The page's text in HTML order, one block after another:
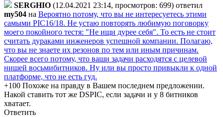
SERGHIO (12.04.2021 23:14, просмотров: 699) ответил
my504 на Вероятно потому, что вы не интересуетесь этими
самыми PIC16/18. Не устаю повторять любимую поговорку
моего покойного тестя: "Не ищи дурее себя". То есть не стоит
считать дураками инженеров успешной компании. Полагаю,
что вы не знаете их резонов по тем или иным причинам.
Скорее всего потому, что ваши задачи расходятся с целевой
нишей восьмибитников. Ну или вы просто привыкли к одной
платформе, что не есть гуд.
+100 Похоже на правду в Вашем последнем предложении.
Накой ставить тот же DSPIC, если задачи и у 8 битников
хватает.
Ответить